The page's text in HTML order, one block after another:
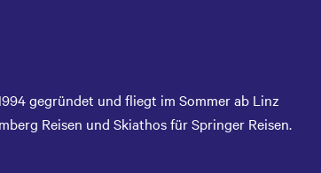
gegründet und fliegt im Sommer ab Linz
Reisen und Skiathos für Springer Reisen.